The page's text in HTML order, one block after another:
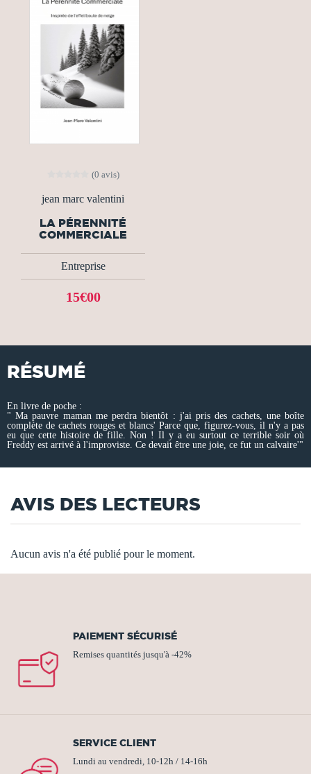
(0 avis)
jean marc valentini
LA PÉRENNITÉ
COMMERCIALE
Entreprise
15€00
RÉSUMÉ
En livre de poche :
" Ma pauvre maman me perdra bientôt : j'ai pris des cachets, une boîte
complète de cachets rouges et blancs' Parce que, figurez-vous, il n'y a pas
eu que cette histoire de fille. Non ! Il y a eu surtout ce terrible soir où
Freddy est arrivé à l'improviste. Ce devait être une joie, ce fut un calvaire'"
AVIS DES LECTEURS
Aucun avis n'a été publié pour le moment.
PAIEMENT SÉCURISÉ
Remises quantités jusqu'à -42%
SERVICE CLIENT
Lundi au vendredi, 10-12h / 14-16h